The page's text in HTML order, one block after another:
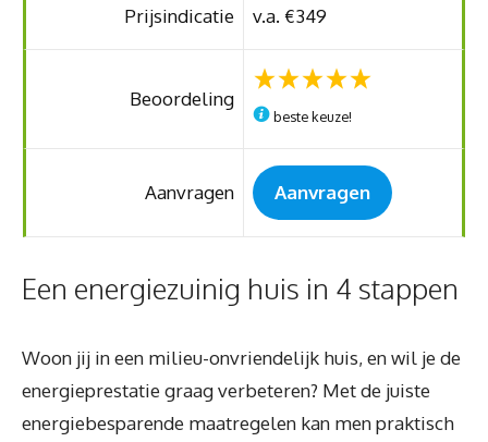
Prijsindicatie v.a. €349
Beoordeling
beste keuze!
Aanvragen Aanvragen
Een energiezuinig huis in 4 stappen
Woon jij in een milieu-onvriendelijk huis, en wil je de
energieprestatie graag verbeteren? Met de juiste
energiebesparende maatregelen kan men praktisch